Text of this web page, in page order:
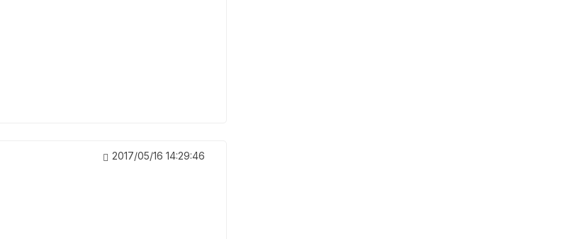
2017/05/16 14:29:46